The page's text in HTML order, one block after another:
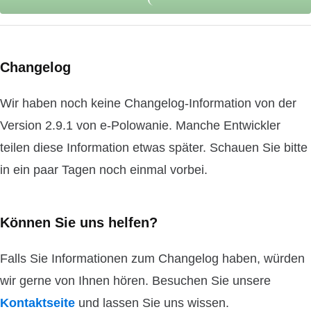
Changelog
Wir haben noch keine Changelog-Information von der
Version 2.9.1 von e-Polowanie. Manche Entwickler
teilen diese Information etwas später. Schauen Sie bitte
in ein paar Tagen noch einmal vorbei.
Können Sie uns helfen?
Falls Sie Informationen zum Changelog haben, würden
wir gerne von Ihnen hören. Besuchen Sie unsere
Kontaktseite und lassen Sie uns wissen.